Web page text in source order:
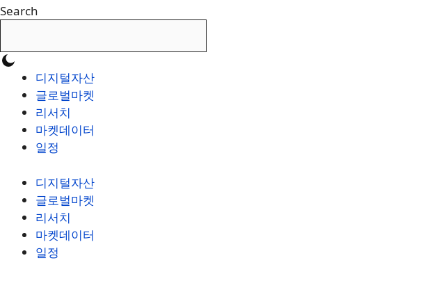
Search
디지털자산
글로벌마켓
리서치
마켓데이터
일정
디지털자산
글로벌마켓
리서치
마켓데이터
일정